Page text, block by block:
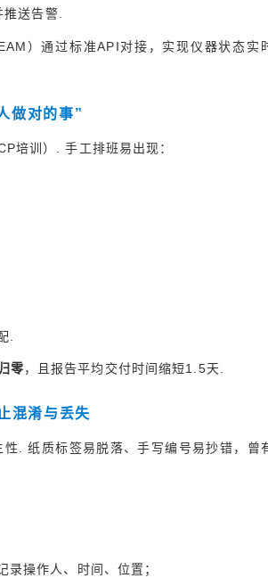
推送告警.
）通过标准API对接，实现仪器状态实
做对的事”
培训）. 手工排班易出现：
.
零，且报告平均交付时间缩短1.5天.
混淆与丢失
. 纸质标签易脱落、手写编号易抄错，曾
操作人、时间、位置；